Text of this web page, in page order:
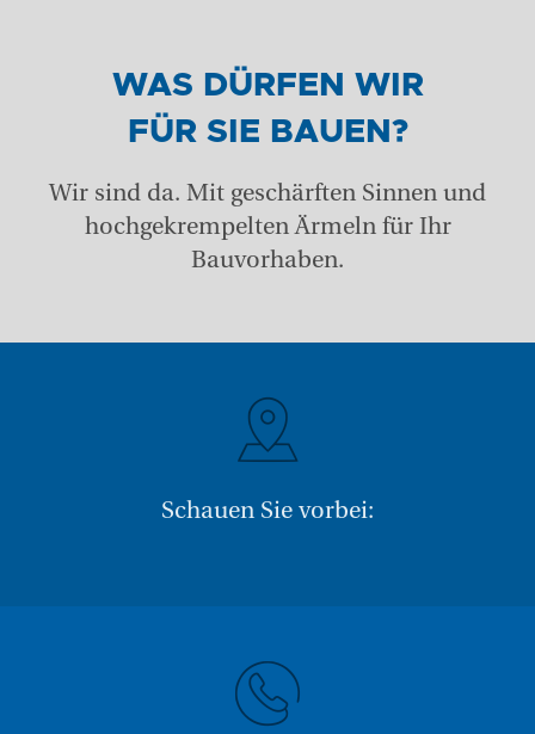
WAS DÜRFEN WIR
FÜR SIE BAUEN?
Wir sind da. Mit geschärften Sinnen und
hochgekrempelten Ärmeln für Ihr
Bauvorhaben.
Schauen Sie vorbei: